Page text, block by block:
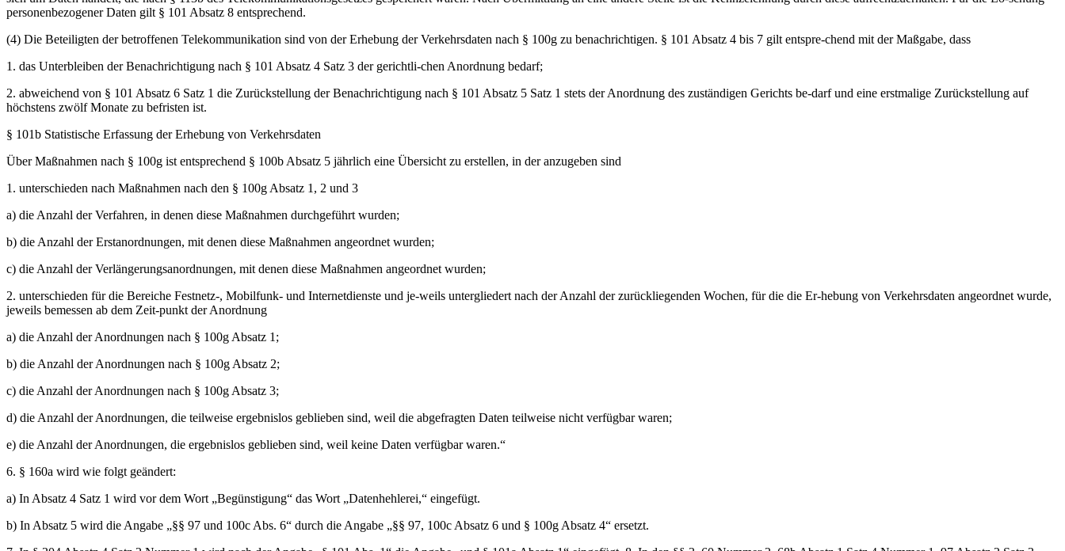
personenbezogener Daten gilt § 101 Absatz 8 entsprechend.
(4) Die Beteiligten der betroffenen Telekommunikation sind von der Erhebung der Verkehrsdaten nach § 100g zu benachrichtigen. § 101 Absatz 4 bis 7 gilt entspre-chend mit der Maßgabe, dass
1. das Unterbleiben der Benachrichtigung nach § 101 Absatz 4 Satz 3 der gerichtli-chen Anordnung bedarf;
2. abweichend von § 101 Absatz 6 Satz 1 die Zurückstellung der Benachrichtigung nach § 101 Absatz 5 Satz 1 stets der Anordnung des zuständigen Gerichts be-darf und eine erstmalige Zurückstellung auf
höchstens zwölf Monate zu befristen ist.
§ 101b Statistische Erfassung der Erhebung von Verkehrsdaten
Über Maßnahmen nach § 100g ist entsprechend § 100b Absatz 5 jährlich eine Übersicht zu erstellen, in der anzugeben sind
1. unterschieden nach Maßnahmen nach den § 100g Absatz 1, 2 und 3
a) die Anzahl der Verfahren, in denen diese Maßnahmen durchgeführt wurden;
b) die Anzahl der Erstanordnungen, mit denen diese Maßnahmen angeordnet wurden;
c) die Anzahl der Verlängerungsanordnungen, mit denen diese Maßnahmen angeordnet wurden;
2. unterschieden für die Bereiche Festnetz-, Mobilfunk- und Internetdienste und je-weils untergliedert nach der Anzahl der zurückliegenden Wochen, für die die Er-hebung von Verkehrsdaten angeordnet wurde,
jeweils bemessen ab dem Zeit-punkt der Anordnung
a) die Anzahl der Anordnungen nach § 100g Absatz 1;
b) die Anzahl der Anordnungen nach § 100g Absatz 2;
c) die Anzahl der Anordnungen nach § 100g Absatz 3;
d) die Anzahl der Anordnungen, die teilweise ergebnislos geblieben sind, weil die abgefragten Daten teilweise nicht verfügbar waren;
e) die Anzahl der Anordnungen, die ergebnislos geblieben sind, weil keine Daten verfügbar waren.“
6. § 160a wird wie folgt geändert:
a) In Absatz 4 Satz 1 wird vor dem Wort „Begünstigung“ das Wort „Datenhehlerei,“ eingefügt.
b) In Absatz 5 wird die Angabe „§§ 97 und 100c Abs. 6“ durch die Angabe „§§ 97, 100c Absatz 6 und § 100g Absatz 4“ ersetzt.